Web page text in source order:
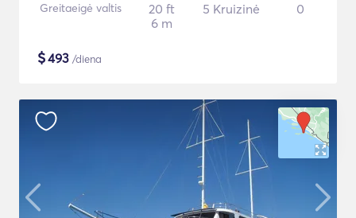
Greitaeigė valtis
20 ft
6 m
5 Kruizinė 0
$493 /diena